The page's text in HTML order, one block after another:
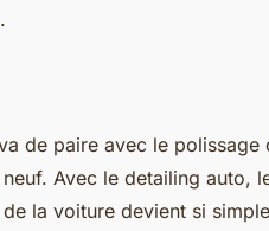
de paire avec le polissage
Avec le detailing auto,
de la voiture devient si